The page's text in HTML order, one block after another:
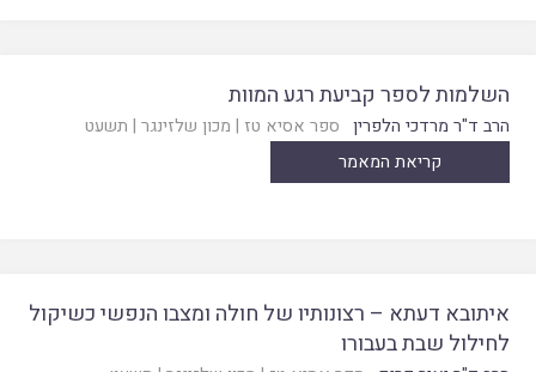
השלמות לספר קביעת רגע המוות
הרב ד"ר מרדכי הלפרין ספר אסיא טז | מכון שלזינגר | תשעט
קריאת המאמר
איתובא דעתא – רצונותיו של חולה ומצבו הנפשי כשיקול
לחילול שבת בעבורו